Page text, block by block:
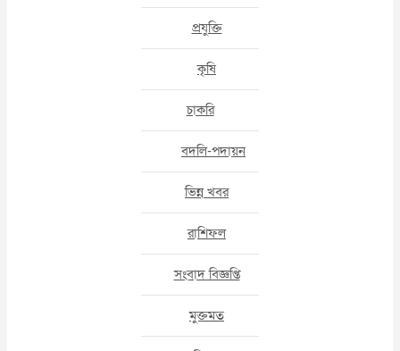
প্রযুক্তি
কৃষি
চাকরি
বদলি-পদায়ন
ভিন্ন খবর
রাশিফল
সংবাদ বিজ্ঞপ্তি
মুক্তমত